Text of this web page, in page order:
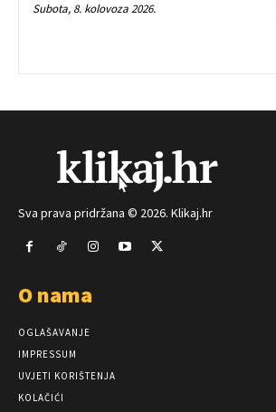
Subota, 8. kolovoza 2026.
Sva prava pridržana © 2026. Klikaj.hr
O nama
OGLAŠAVANJE
IMPRESSUM
UVJETI KORIŠTENJA
KOLAČIĆI